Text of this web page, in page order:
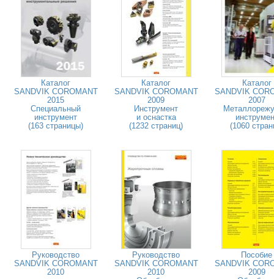
Каталог
SANDVIK COROMANT
2015
Специальный
инструмент
(163 страницы)
Каталог
SANDVIK COROMANT
2009
Инструмент
и оснастка
(1232 страниц)
Каталог
SANDVIK
2007
(1060
Руководство
SANDVIK COROMANT
2010
Руководство
SANDVIK COROMANT
2010
Пособие
SANDVIK
2009